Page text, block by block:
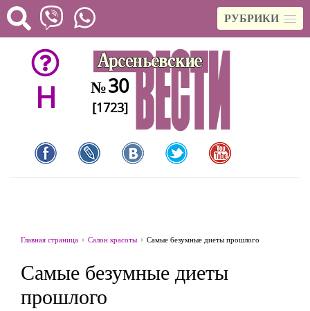
РУБРИКИ
H №30
[1723]
Главная страница Салон красоты Самые безумные диеты прошлого
Самые безумные диеты
прошлого